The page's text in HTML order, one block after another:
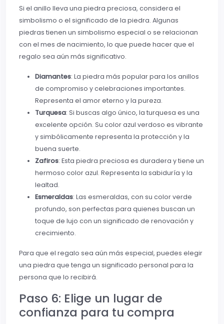
Si el anillo lleva una piedra preciosa, considera el
simbolismo o el significado de la piedra. Algunas
piedras tienen un simbolismo especial o se relacionan
con el mes de nacimiento, lo que puede hacer que el
regalo sea aún más significativo.
Diamantes: La piedra más popular para los anillos
de compromiso y celebraciones importantes.
Representa el amor eterno y la pureza.
Turquesa: Si buscas algo único, la turquesa es una
excelente opción. Su color azul verdoso es vibrante
y simbólicamente representa la protección y la
buena suerte.
Zafiros: Esta piedra preciosa es duradera y tiene un
hermoso color azul. Representa la sabiduría y la
lealtad.
Esmeraldas: Las esmeraldas, con su color verde
profundo, son perfectas para quienes buscan un
toque de lujo con un significado de renovación y
crecimiento.
Para que el regalo sea aún más especial, puedes elegir
una piedra que tenga un significado personal para la
persona que lo recibirá.
Paso 6: Elige un lugar de
confianza para tu compra